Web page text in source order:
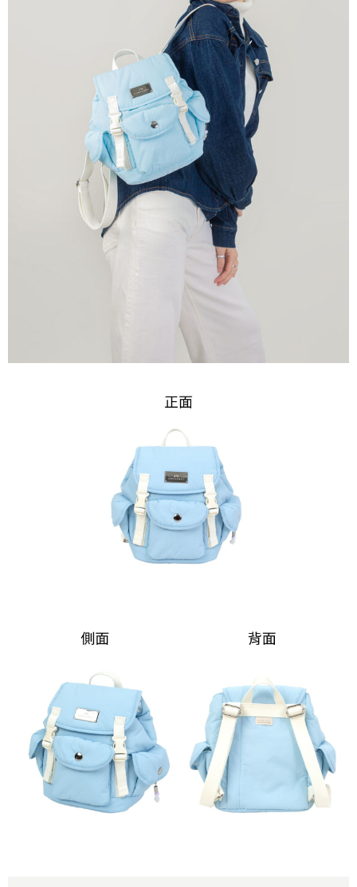
２．關於個人資料處理事宜，請瀏覽以下網址：
３．未成年的使用者請事先徵得法定代理人或監護人之同意方可使用
「AFTEE先享後付」，若未經同意申辦者引起之損失，本公司不負相關責
４．使用「AFTEE先享後付」時，將依據個別帳號之用戶狀況，依本公司即
時審查核予不同之上限額度；若仍有額度不足之情形，本公司將視審查結果
請求用戶進行身份認證。
５．嚴禁一人註冊多個帳號或使用他人資訊註冊。若發現惡意使用之情形，
恩沛科技股份有限公司將有權停止該用戶之使用額度並採取法律行動。
每筆NT$60，滿NT$1,000(含以上)免運費
每筆NT$150，滿NT$1,000(含以上)免運費